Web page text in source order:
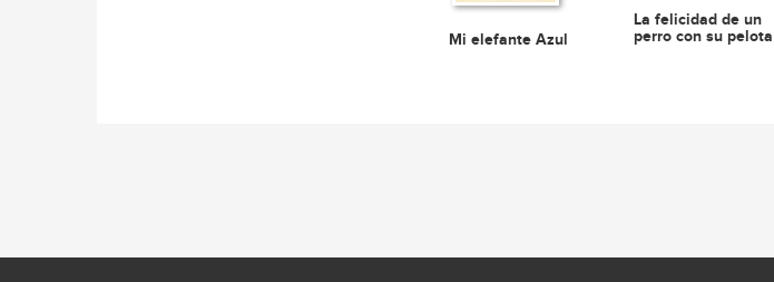
Mi elefante Azul
La felicidad de un
perro con su pelota